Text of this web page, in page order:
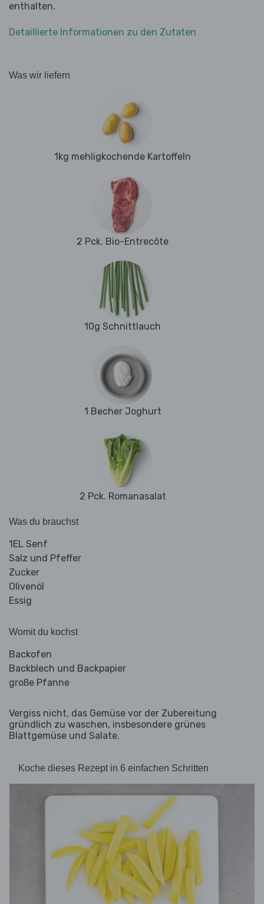
enthalten.
Detaillierte Informationen zu den Zutaten
Was wir liefern
1kg mehligkochende Kartoffeln
2 Pck. Bio-Entrecôte
10g Schnittlauch
1 Becher Joghurt
2 Pck. Romanasalat
Was du brauchst
1EL Senf
Salz und Pfeffer
Zucker
Olivenöl
Essig
Womit du kochst
Backofen
Backblech und Backpapier
große Pfanne
Vergiss nicht, das Gemüse vor der Zubereitung
gründlich zu waschen, insbesondere grünes
Blattgemüse und Salate.
Koche dieses Rezept in 6 einfachen Schritten